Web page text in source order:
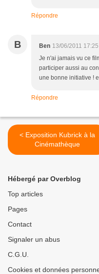
Répondre
B Ben 13/06/2011 17:25
Je n'ai jamais vu ce
participer aussi au
une bonne initiative !
Répondre
< Exposition Kubrick à la
Cinémathèque
Hébergé par Overblog
Top articles
Pages
Contact
Signaler un abus
C.G.U.
Cookies et données